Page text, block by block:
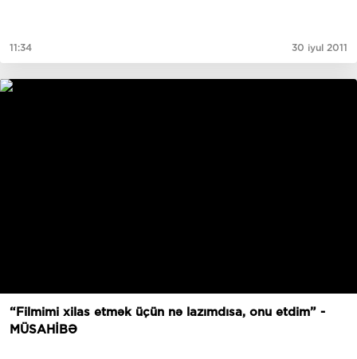
11:34 30 iyul 2011
“Filmimi xilas etmək üçün nə lazımdısa, onu etdim” -
MÜSAHİBƏ